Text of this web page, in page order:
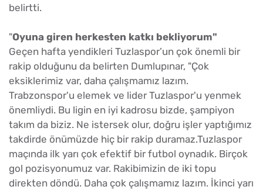
belirtti.
"Oyuna giren herkesten katkı bekliyorum"
Geçen hafta yendikleri Tuzlaspor’un çok önemli bir
rakip olduğunu da belirten Dumlupınar, "Çok
eksiklerimiz var, daha çalışmamız lazım.
Trabzonspor'u elemek ve lider Tuzlaspor'u yenmek
önemliydi. Bu ligin en iyi kadrosu bizde, şampiyon
takım da biziz. Ne istersek olur, doğru işler yaptığımız
takdirde önümüzde hiç bir rakip duramaz.Tuzlaspor
maçında ilk yarı çok efektif bir futbol oynadık. Birçok
gol pozisyonumuz var. Rakibimizin de iki topu
direkten döndü. Daha çok çalışmamız lazım. İkinci yarı